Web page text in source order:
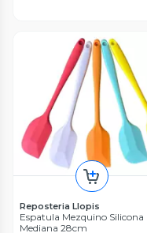
Reposteria Llopis
Espatula Mezquino Silicona
Mediana 28cm